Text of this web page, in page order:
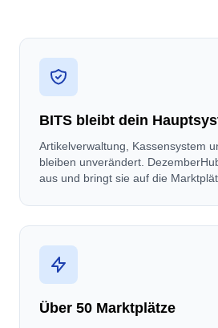
BITS bleibt dein
Artikelverwaltung, Kassensystem
bleiben unverändert.
aus und bringt sie auf die
Über 50 Marktplätze